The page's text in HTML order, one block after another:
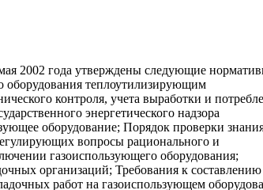
2002 года утверждены следующие
оборудования теплоутилизирующим
контроля, учета выработки и
энергетического надзора
оборудование; Порядок проверки
вопросы рационального и
газоиспользующего оборудования;
организаций; Требования к составлению
работ на газоиспользующем